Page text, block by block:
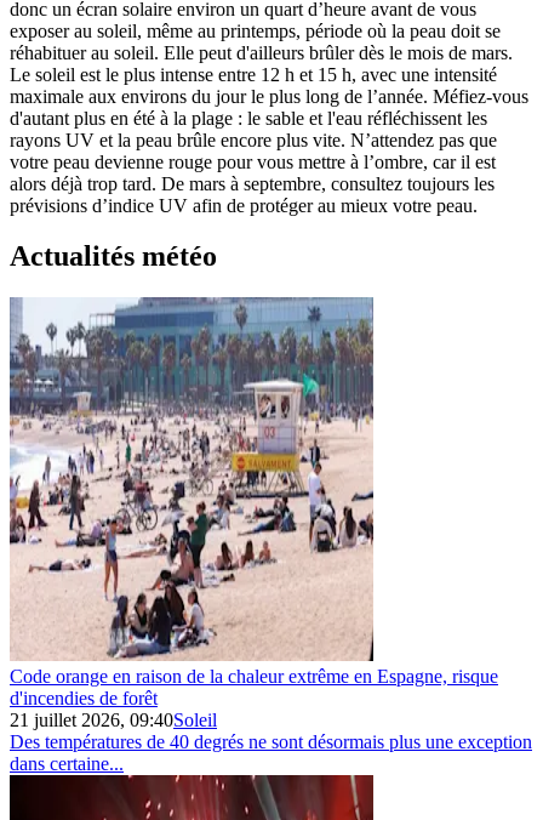
donc un écran solaire environ un quart d’heure avant de vous
exposer au soleil, même au printemps, période où la peau doit se
réhabituer au soleil. Elle peut d'ailleurs brûler dès le mois de mars.
Le soleil est le plus intense entre 12 h et 15 h, avec une intensité
maximale aux environs du jour le plus long de l’année. Méfiez-vous
d'autant plus en été à la plage : le sable et l'eau réfléchissent les
rayons UV et la peau brûle encore plus vite. N’attendez pas que
votre peau devienne rouge pour vous mettre à l’ombre, car il est
alors déjà trop tard. De mars à septembre, consultez toujours les
prévisions d’indice UV afin de protéger au mieux votre peau.
Actualités météo
Code orange en raison de la chaleur extrême en Espagne, risque
d'incendies de forêt
21 juillet 2026, 09:40Soleil
Des températures de 40 degrés ne sont désormais plus une exception
dans certaine...